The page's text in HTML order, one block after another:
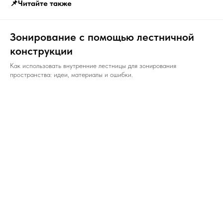
📌Читайте также
Зонирование с помощью лестничной
конструкции
Как использовать внутренние лестницы для зонирования
пространства: идеи, материалы и ошибки.